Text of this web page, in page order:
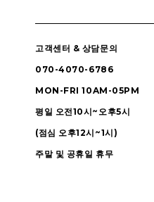
고객센터 & 상담문의
070-4070-6786
MON-FRI 10AM-05PM
평일 오전10시~오후5시
(점심 오후12시~1시)
주말 및 공휴일 휴무